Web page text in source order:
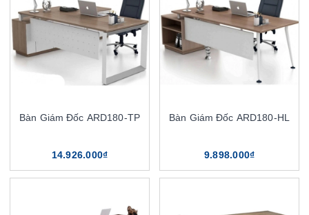
Bàn Giám Đốc ARD180-TP
14.926.000₫
Bàn Giám Đốc ARD180-HL
9.898.000₫